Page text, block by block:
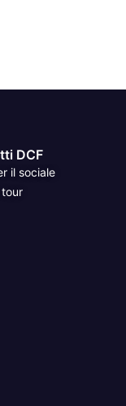
DCF
il sociale
tour